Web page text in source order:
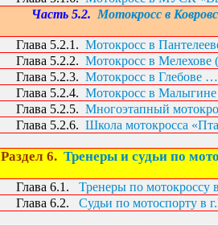
Часть 5.2. Мотокросс в
Глава 5.2.1. Мотокросс в
Глава 5.2.2. Мотокросс в
Глава 5.2.3. Мотокросс в
Глава 5.2.4. Мотокросс в
Глава 5.2.5. Многоэтапный
Глава 5.2.6. Школа мотокросса
Раздел 6. Тренеры и судьи по
Глава 6.1.
Тренеры по мотокроссу
Глава 6.2.
Судьи по мотоспорту в